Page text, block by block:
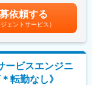
する面白さがありま
含む）
稼働確認など）
賞製品や循環型水利
ます。月給(月額)は固
依頼する
ジェントサービス）
ービスエンジニ
転勤なし》